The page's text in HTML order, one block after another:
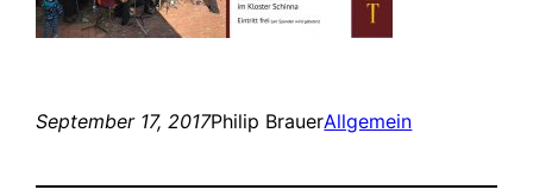
September 17, 2017Philip BrauerAllgemein